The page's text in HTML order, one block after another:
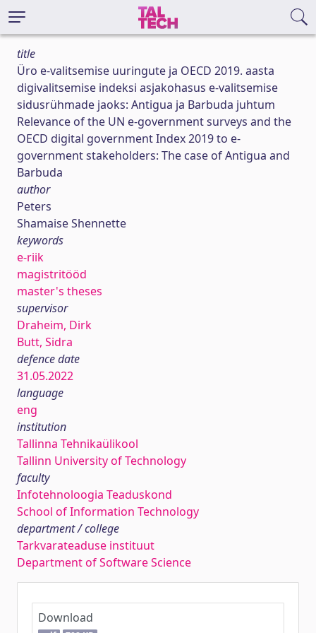
title
Üro e-valitsemise uuringute ja OECD 2019. aasta
digivalitsemise indeksi asjakohasus e-valitsemise
sidusrühmade jaoks: Antigua ja Barbuda juhtum
Relevance of the UN e-government surveys and the
OECD digital government Index 2019 to e-
government stakeholders: The case of Antigua and
Barbuda
author
Peters
Shamaise Shennette
keywords
e-riik
magistritööd
master's theses
supervisor
Draheim, Dirk
Butt, Sidra
defence date
31.05.2022
language
eng
institution
Tallinna Tehnikaülikool
Tallinn University of Technology
faculty
Infotehnoloogia Teaduskond
School of Information Technology
department / college
Tarkvarateaduse instituut
Department of Software Science
Download